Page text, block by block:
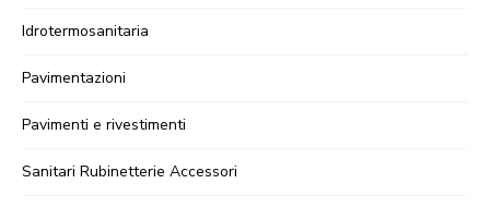
Idrotermosanitaria
Pavimentazioni
Pavimenti e rivestimenti
Sanitari Rubinetterie Accessori